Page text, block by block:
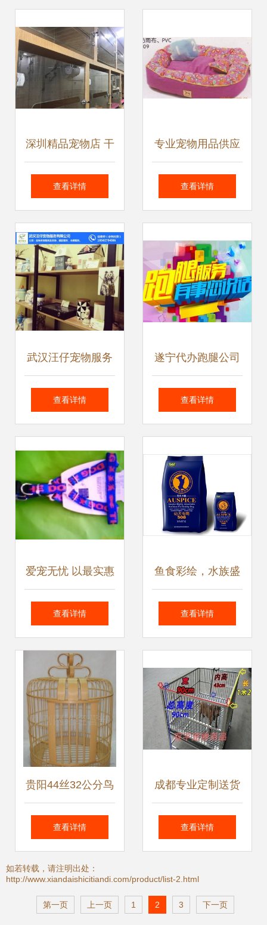
深圳精品宠物店 干
净卫生、服务贴
想之选
查看详情
专业宠物用品供应
商 大量提供宠物
用品，详询狗垫
HMC10009价格、
厂家与图片
查看详情
武汉汪仔宠物服务
公司 专业宠物善终
化价格解析
查看详情
遂宁代办跑腿公司
您的异地办公、购
查看详情
爱宠无忧 以最实惠
的价格，提供最优
务
查看详情
鱼食彩绘，水族盛
宴 宠物服务中的创
析
查看详情
贵阳44丝32公分鸟
笼批发指南 型号
查看详情
成都专业定制送货
上门不锈钢狗笼与
查看详情
如若转载，请注明出处：
http://www.xiandaishicitiandi.com/product/list-2.html
第一页 上一页 1 2 3 下一页